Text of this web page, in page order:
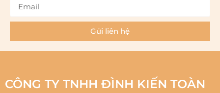
Gửi liên hệ
CÔNG TY TNHH ĐÌNH KIẾN TOÀN